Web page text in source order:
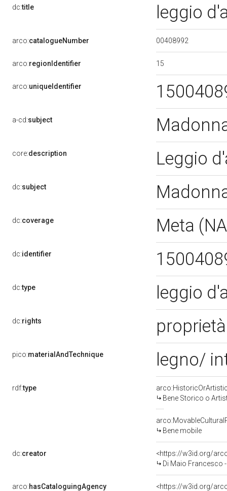
dc:title leggio
arco:catalogueNumber 00408992
arco:regionIdentifier 15
arco:uniqueIdentifier
a-cd:subject
core:description Leggio
dc:subject
dc:coverage Meta
dc:identifier
dc:type leggio
dc:rights
pico:materialAndTechnique legno/
rdf:type
Bene Storico o
Bene mobile
dc:creator
<https://w3id.org/
Di Maio Francesco
arco:hasCataloguingAgency
<https://w3id.org/